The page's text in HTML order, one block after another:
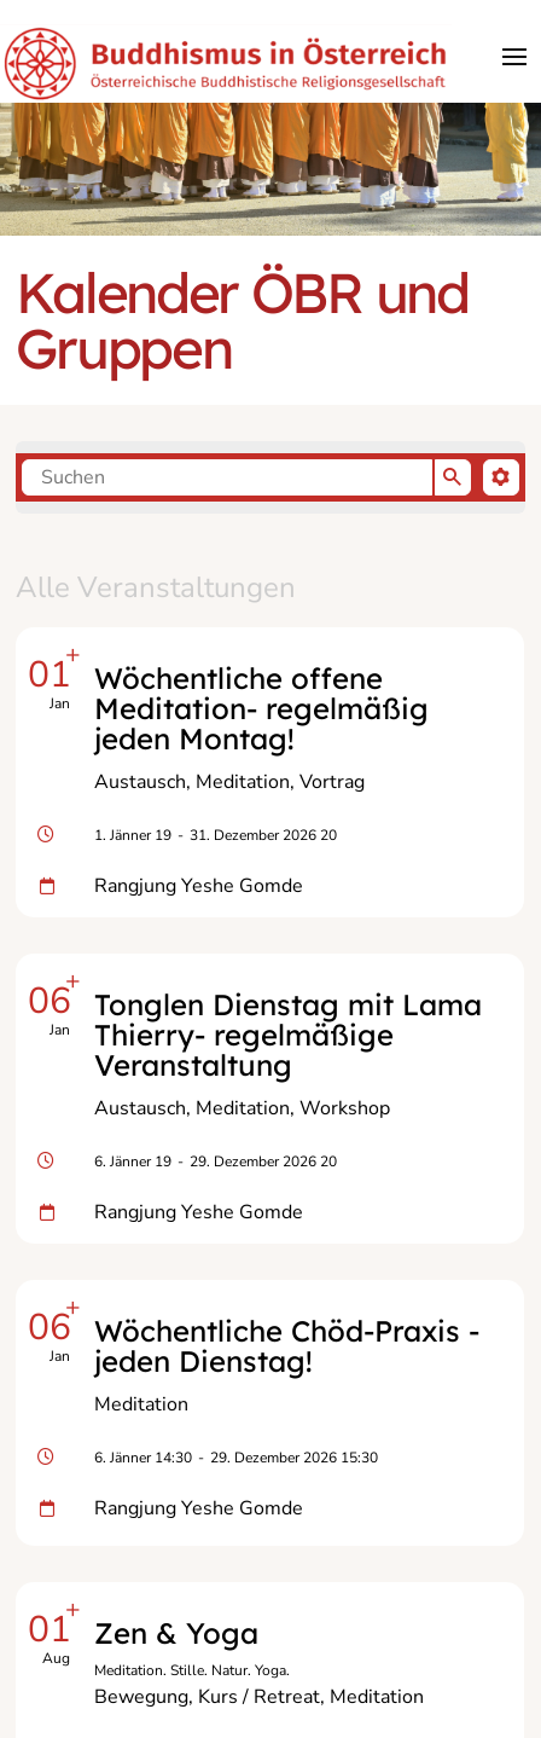
Kalender ÖBR und
Gruppen
Geben Sie Suchbegriffe ein um die Termine zu filtern.
Alle Veranstaltungen
01+
Jan
Wöchentliche offene
Meditation- regelmäßig
jeden Montag!
Austausch Meditation Vortrag
1. Jänner 19 - 31. Dezember 2026 20
Rangjung Yeshe Gomde
06+
Jan
Tonglen Dienstag mit Lama
Thierry- regelmäßige
Veranstaltung
Austausch Meditation Workshop
6. Jänner 19 - 29. Dezember 2026 20
Rangjung Yeshe Gomde
06+
Jan
Wöchentliche Chöd-Praxis -
jeden Dienstag!
Meditation
6. Jänner 14:30 - 29. Dezember 2026 15:30
Rangjung Yeshe Gomde
01+
Aug
Zen & Yoga
Meditation. Stille. Natur. Yoga.
Bewegung Kurs / Retreat Meditation